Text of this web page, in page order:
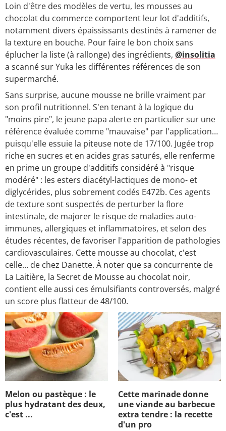
Loin d'être des modèles de vertu, les mousses au
chocolat du commerce comportent leur lot d'additifs,
notamment divers épaississants destinés à ramener de
la texture en bouche. Pour faire le bon choix sans
éplucher la liste (à rallonge) des ingrédients, @insolitia
a scanné sur Yuka les différentes références de son
supermarché.
Sans surprise, aucune mousse ne brille vraiment par
son profil nutritionnel. S'en tenant à la logique du
"moins pire", le jeune papa alerte en particulier sur une
référence évaluée comme "mauvaise" par l'application…
puisqu'elle essuie la piteuse note de 17/100. Jugée trop
riche en sucres et en acides gras saturés, elle renferme
en prime un groupe d'additifs considéré à "risque
modéré" : les esters diacétyl-lactiques de mono- et
diglycérides, plus sobrement codés E472b. Ces agents
de texture sont suspectés de perturber la flore
intestinale, de majorer le risque de maladies auto-
immunes, allergiques et inflammatoires, et selon des
études récentes, de favoriser l'apparition de pathologies
cardiovasculaires. Cette mousse au chocolat, c'est
celle… de chez Danette. À noter que sa concurrente de
La Laitière, la Secret de Mousse au chocolat noir,
contient elle aussi ces émulsifiants controversés, malgré
un score plus flatteur de 48/100.
Melon ou pastèque : le
plus hydratant des deux,
c'est ...
Cette marinade donne
une viande au barbecue
extra tendre : la recette
d'un pro